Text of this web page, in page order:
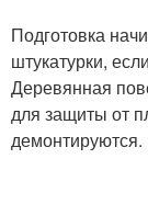
Подготовка
штукатурки,
Деревянная
для защиты от
демонтируются.